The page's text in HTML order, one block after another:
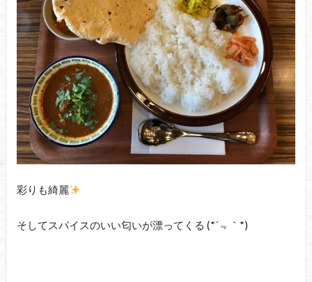
彩りも綺麗
そしてスパイスのいい匂いが漂ってくる (*´﹃｀*)